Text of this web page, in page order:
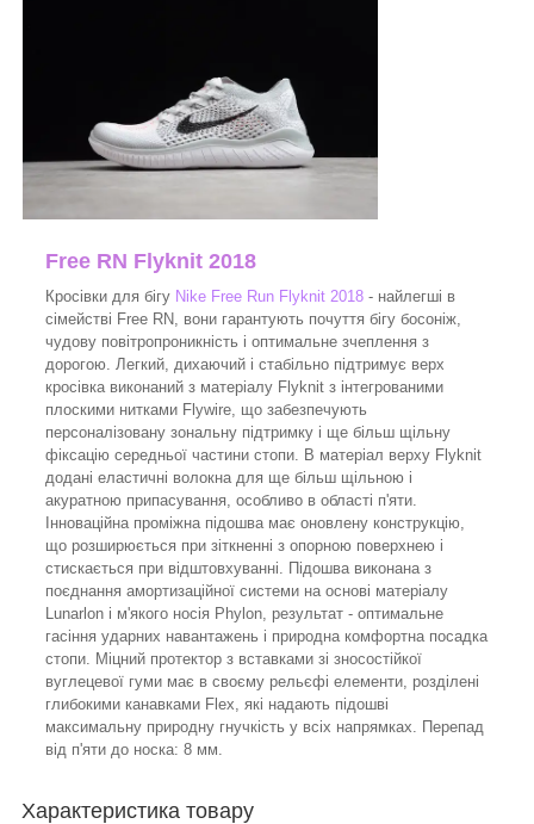
Free RN Flyknit 2018
Кросівки для бігу Nike Free Run Flyknit 2018 - найлегші в
сімействі Free RN, вони гарантують почуття бігу босоніж,
чудову повітропроникність і оптимальне зчеплення з
дорогою. Легкий, дихаючий і стабільно підтримує верх
кросівка виконаний з матеріалу Flyknit з інтегрованими
плоскими нитками Flywire, що забезпечують
персоналізовану зональну підтримку і ще більш щільну
фіксацію середньої частини стопи. В матеріал верху Flyknit
додані еластичні волокна для ще більш щільною і
акуратною припасування, особливо в області п'яти.
Інноваційна проміжна підошва має оновлену конструкцію,
що розширюється при зіткненні з опорною поверхнею і
стискається при відштовхуванні. Підошва виконана з
поєднання амортизаційної системи на основі матеріалу
Lunarlon і м'якого носія Phylon, результат - оптимальне
гасіння ударних навантажень і природна комфортна посадка
стопи. Міцний протектор з вставками зі зносостійкої
вуглецевої гуми має в своєму рельєфі елементи, розділені
глибокими канавками Flex, які надають підошві
максимальну природну гнучкість у всіх напрямках. Перепад
від п'яти до носка: 8 мм.
Характеристика товару